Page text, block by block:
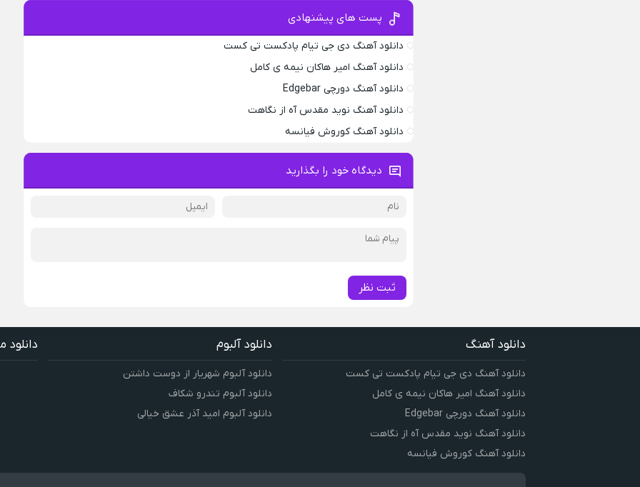
پست های پیشنهادی
دانلود آهنگ دی جی تیام پادکست تی کست
دانلود آهنگ امیر هاکان نیمه ی کامل
دانلود آهنگ دورچی Edgebar
دانلود آهنگ نوید مقدس آه از نگاهت
دانلود آهنگ کوروش فیانسه
دیدگاه خود را بگذارید
ثبت نظر
دانلود آهنگ
دانلود آهنگ دی جی تیام پادکست تی کست
دانلود آهنگ امیر هاکان نیمه ی کامل
دانلود آهنگ دورچی Edgebar
دانلود آهنگ نوید مقدس آه از نگاهت
دانلود آهنگ کوروش فیانسه
دانلود آلبوم
دانلود آلبوم شهریار از دوست داشتن
دانلود آلبوم تندرو شکاف
دانلود آلبوم امید آذر عشق خیالی
دانلود